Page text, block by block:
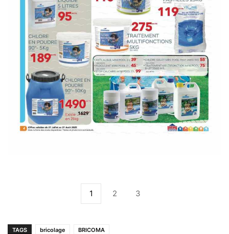
1 2 3
TAGS bricolage BRICOMA